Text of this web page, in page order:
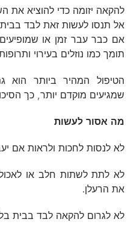
להקאה יזומה כדי להוציא את
אל תנסו לעשות זאת לבד בבית,
אם כבר עבר זמן או שמופיעים
תומך כמו נוזלים בעירוי
הטיפול המהיר ביותר הוא
שמגיעים מוקדם יותר, כך
מה אסור לעשות
לא לנסות לחכות ולראות אם
לא לתת לשתות חלב או
את הרעלן.
לא לגרום להקאה לבד בבית